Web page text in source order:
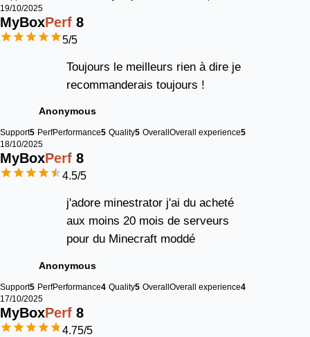
19/10/2025
MyBoxPerf 8
5/5
Toujours le meilleurs rien à dire je
recommanderais toujours !
Anonymous
Support5 PerfPerformance5 Quality5 Overall Overall experience5
18/10/2025
MyBoxPerf 8
4.5/5
j'adore minestrator j'ai du acheté
aux moins 20 mois de serveurs
pour du Minecraft moddé
Anonymous
Support5 PerfPerformance4 Quality5 Overall Overall experience4
17/10/2025
MyBoxPerf 8
4.75/5